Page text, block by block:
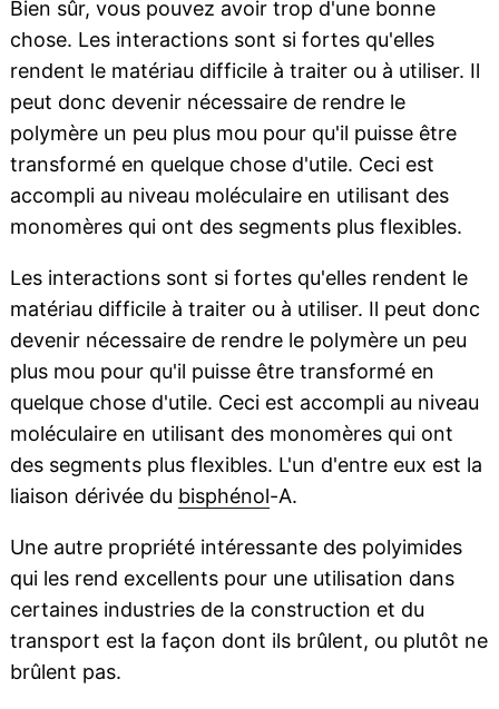
Bien sûr, vous pouvez avoir trop d'une bonne
chose. Les interactions sont si fortes qu'elles
rendent le matériau difficile à traiter ou à utiliser. Il
peut donc devenir nécessaire de rendre le
polymère un peu plus mou pour qu'il puisse être
transformé en quelque chose d'utile. Ceci est
accompli au niveau moléculaire en utilisant des
monomères qui ont des segments plus flexibles.
Les interactions sont si fortes qu'elles rendent le
matériau difficile à traiter ou à utiliser. Il peut donc
devenir nécessaire de rendre le polymère un peu
plus mou pour qu'il puisse être transformé en
quelque chose d'utile. Ceci est accompli au niveau
moléculaire en utilisant des monomères qui ont
des segments plus flexibles. L'un d'entre eux est la
liaison dérivée du bisphénol-A.
Une autre propriété intéressante des polyimides
qui les rend excellents pour une utilisation dans
certaines industries de la construction et du
transport est la façon dont ils brûlent, ou plutôt ne
brûlent pas.